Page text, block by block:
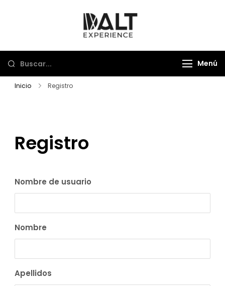
Menú
Inicio Registro
Registro
Nombre de usuario
Nombre
Apellidos